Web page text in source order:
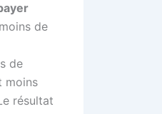
de
de
moins
résultat